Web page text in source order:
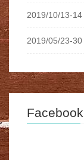
2019/10/13-
2019/05/23-
Facebook